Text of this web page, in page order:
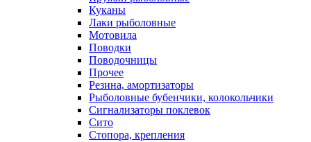
Куканы
Лаки рыболовные
Мотовила
Поводки
Поводочницы
Прочее
Резина, амортизаторы
Рыболовные бубенчики, колокольчики
Сигнализаторы поклевок
Сито
Стопора, крепления